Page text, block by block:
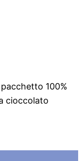
100%
cioccolato